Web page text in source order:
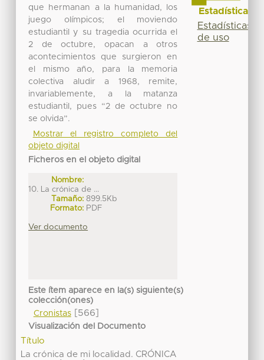
que hermanan a la humanidad, los
juego olímpicos; el moviendo
estudiantil y su tragedia ocurrida el
2 de octubre, opacan a otros
acontecimientos que surgieron en
el mismo año, para la memoria
colectiva aludir a 1968, remite,
invariablemente, a la matanza
estudiantil, pues “2 de octubre no
se olvida”.
Mostrar el registro completo del
objeto digital
Ficheros en el objeto digital
Nombre:
10. La crónica de ...
Tamaño: 899.5Kb
Formato: PDF
Ver documento
Este ítem aparece en la(s) siguiente(s)
colección(ones)
Cronistas[566]
Visualización del Documento
Título
La crónica de mi localidad. CRÓNICA
Estadísticas
Estadísticas
de uso